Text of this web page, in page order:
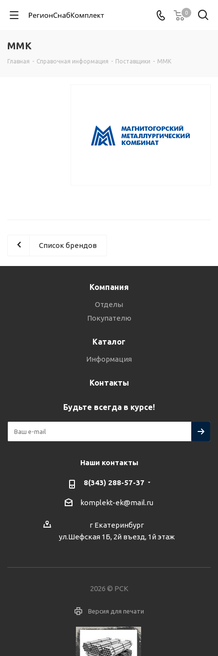
0
ММК
Главная - Справочная информация - Поставщики - ММК
Список брендов
Компания
Отделы
Покупателю
Каталог
Информация
Контакты
Будьте всегда в курсе!
Наши контакты
8(343) 288-57-37
komplekt-ek@mail.ru
г Екатеринбург
ул.Шефская 1Б, 2й въезд, 1й этаж
2026 © РСК
Версия для печати